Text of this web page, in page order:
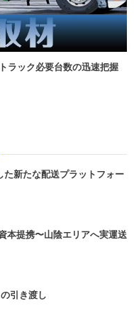
ラック必要台数の迅速把握
新たな配送プラットフォー
本提携〜山陰エリアへ実運送
引き渡し